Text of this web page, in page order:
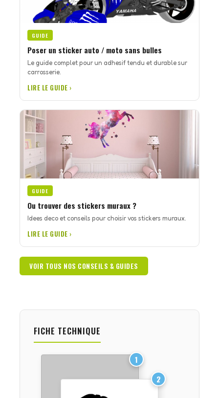
GUIDE
Poser un sticker auto / moto sans bulles
Le guide complet pour un adhesif tendu et durable sur
carrosserie.
LIRE LE GUIDE ›
GUIDE
Ou trouver des stickers muraux ?
Idees deco et conseils pour choisir vos stickers muraux.
LIRE LE GUIDE ›
VOIR TOUS NOS CONSEILS & GUIDES
FICHE TECHNIQUE
1
2